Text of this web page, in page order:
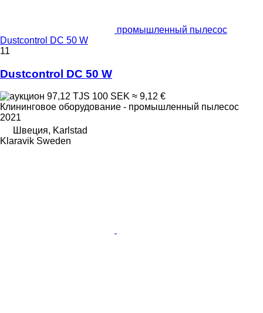
промышленный пылесос
Dustcontrol DC 50 W
11
Dustcontrol DC 50 W
97,12 TJS 100 SEK ≈ 9,12 €
Клининговое оборудование - промышленный пылесос
2021
Швеция, Karlstad
Klaravik Sweden